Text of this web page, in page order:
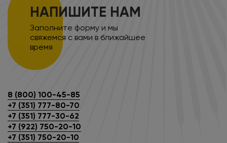
НАПИШИТЕ НАМ
Заполните форму и мы
свяжемся с вами в ближайшее
время
8 (800) 100-45-85
+7 (351) 777-80-70
+7 (351) 777-30-62
+7 (922) 750-20-10
+7 (351) 750-20-10